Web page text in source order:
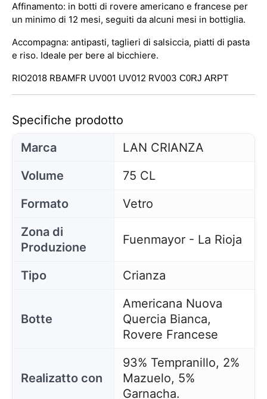
Affinamento: in botti di rovere americano e francese per
un minimo di 12 mesi, seguiti da alcuni mesi in bottiglia.
Accompagna: antipasti, taglieri di salsiccia, piatti di pasta
e riso. Ideale per bere al bicchiere.
RIO2018 RBAMFR UV001 UV012 RV003 C0RJ ARPT
Specifiche prodotto
Marca
LAN CRIANZA
Volume
75 CL
Formato
Vetro
Zona di
Produzione
Fuenmayor - La Rioja
Tipo Crianza
Botte
Americana Nuova
Quercia Bianca,
Rovere Francese
Realizatto con
93% Tempranillo, 2%
Mazuelo, 5%
Garnacha.